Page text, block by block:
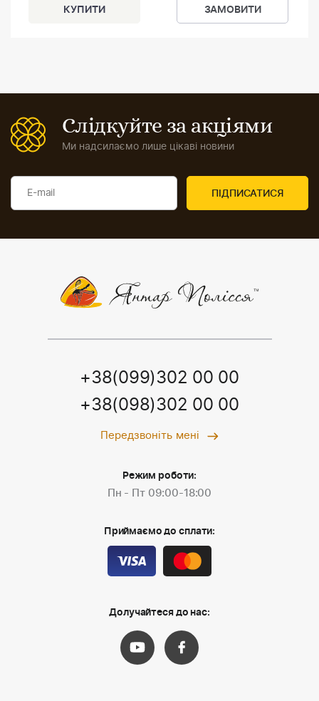
ЗАМОВИТИ
Слідкуйте за акціями
Ми надсилаємо лише цікаві новини
+38(099)302 00 00
+38(098)302 00 00
Передзвоніть мені
Режим роботи:
Пн - Пт 09:00-18:00
Приймаємо до сплати:
Долучайтеся до нас: